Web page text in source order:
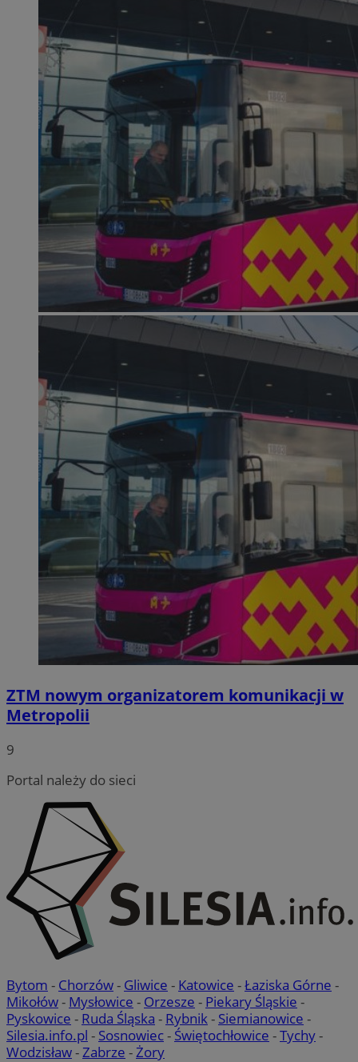
ZTM nowym organizatorem komunikacji w
Metropolii
9
Portal należy do sieci
Bytom - Chorzów- Gliwice - Katowice -Łaziska Górne -
Mikołów- Mysłowice - Orzesze - Piekary Śląskie -
Pyskowice - Ruda Śląska - Rybnik- Siemianowice -
Silesia.info.pl - Sosnowiec- Świętochłowice -Tychy-
Wodzisław-Zabrze -Żory